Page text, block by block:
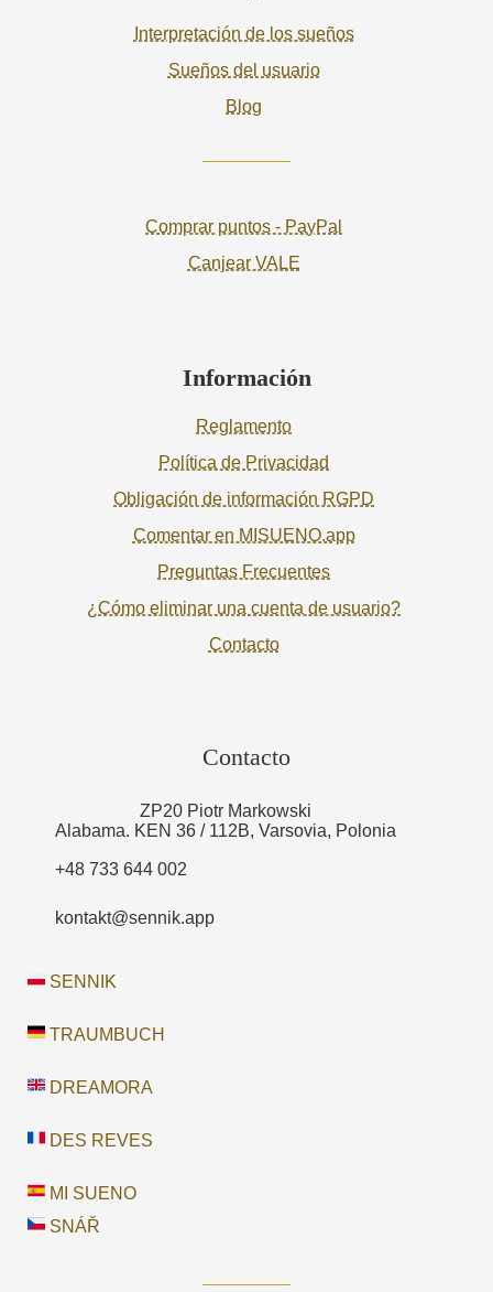
Interpretación de los sueños
Sueños del usuario
Blog
Comprar puntos - PayPal
Canjear VALE
Información
Reglamento
Política de Privacidad
Obligación de información RGPD
Comentar en MISUENO.app
Preguntas Frecuentes
¿Cómo eliminar una cuenta de usuario?
Contacto
Contacto
ZP20 Piotr Markowski
Alabama. KEN 36 / 112B, Varsovia, Polonia
+48 733 644 002
kontakt@sennik.app
SENNIK
TRAUMBUCH
DREAMORA
DES REVES
MI SUENO
SNÁŘ